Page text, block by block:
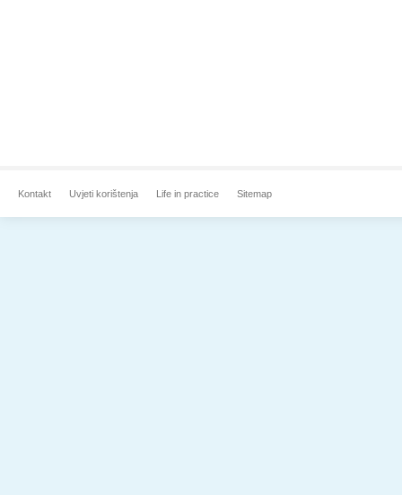
Kontakt Uvjeti korištenja Life in practice Sitemap